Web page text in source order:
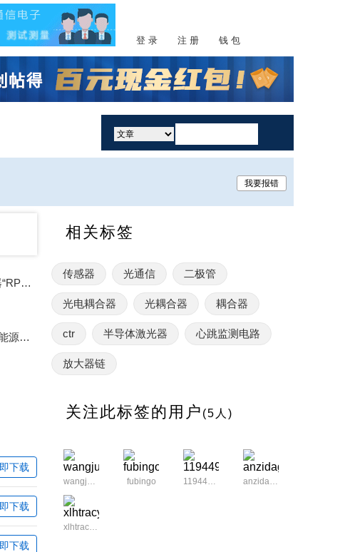
登 录 注 册 钱 包
我要报错
ROHM开发出搭载VCSEL的高速高精度接近传感器“RPR-0730”
Vishay推出的新型汽车级光电晶体管耦合器可节省能源和空间
下载
下载
下载
相关标签
传感器 光通信 二极管
光电耦合器 光耦合器 耦合器
ctr 半导体激光器 心跳监测电路
放大器链
关注此标签的用户 (5人)
fubingo